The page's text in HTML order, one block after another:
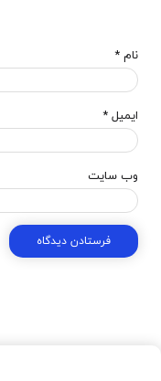
نام *
ایمیل *
وب‌ سایت